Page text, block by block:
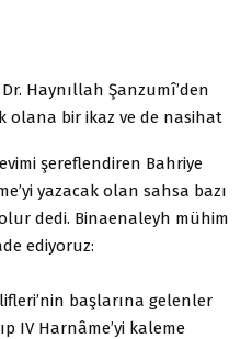
Haynıllah Şanzumî’den
olana bir ikaz ve de nasihat
şereflendiren Bahriye
yazacak olan sahsa bazı
dedi. Binaenaleyh mühim
ediyoruz:
başlarına gelenler
IV Harnâme’yi kaleme